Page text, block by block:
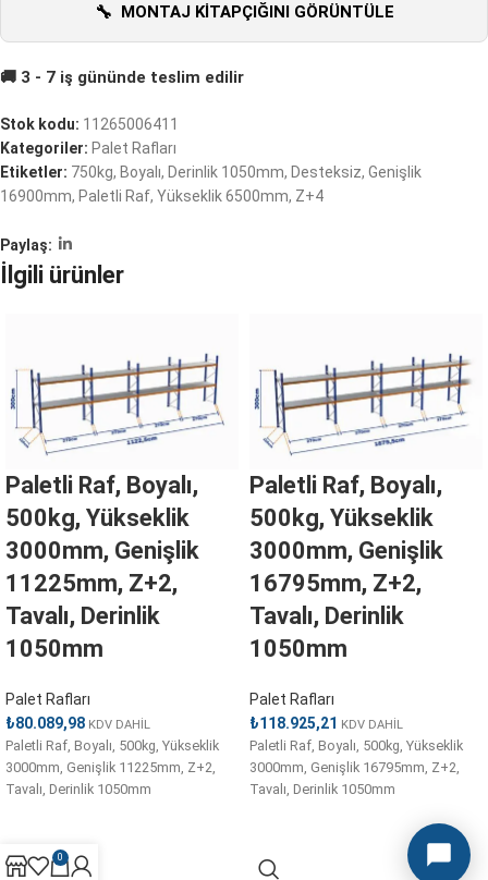
MONTAJ KITAPÇIĞINI GÖRÜNTÜLE
Stok kodu: 11265006411
Kategoriler: Palet Rafları
Etiketler: 750kg, Boyalı, Derinlik 1050mm, Desteksiz, Genişlik
16900mm, Paletli Raf, Yükseklik 6500mm, Z+4
Paylaş:
İlgili ürünler
Paletli Raf, Boyalı,
500kg, Yükseklik
3000mm, Genişlik
11225mm, Z+2,
Tavalı, Derinlik
1050mm
Palet Rafları
₺80.089,98 KDV DAHİL
Paletli Raf, Boyalı, 500kg, Yükseklik
3000mm, Genişlik 11225mm, Z+2,
Tavalı, Derinlik 1050mm
Paletli Raf, Boyalı,
500kg, Yükseklik
3000mm, Genişlik
16795mm, Z+2,
Tavalı, Derinlik
1050mm
Palet Rafları
₺118.925,21 KDV DAHİL
Paletli Raf, Boyalı, 500kg, Yükseklik
3000mm, Genişlik 16795mm, Z+2,
Tavalı, Derinlik 1050mm
0